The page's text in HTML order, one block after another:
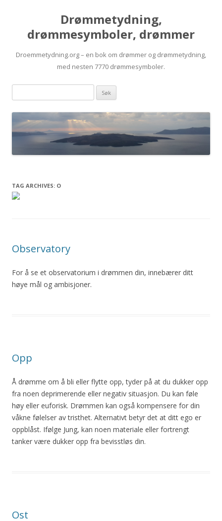
Drømmetydning,
drømmesymboler, drømmer
Droemmetydning.org – en bok om drømmer og drømmetydning,
med nesten 7770 drømmesymboler.
Skip
content
søk:
TAG ARCHIVES: O
Observatory
For å se et observatorium i drømmen din, innebærer ditt
høye mål og ambisjoner.
Opp
Å drømme om å bli eller flytte opp, tyder på at du dukker opp
fra noen deprimerende eller negativ situasjon. Du kan føle
høy eller euforisk. Drømmen kan også kompensere for din
våkne følelser av tristhet. Alternativt betyr det at ditt ego er
oppblåst. Ifølge Jung, kan noen materiale eller fortrengt
tanker være dukker opp fra bevisstløs din.
Ost